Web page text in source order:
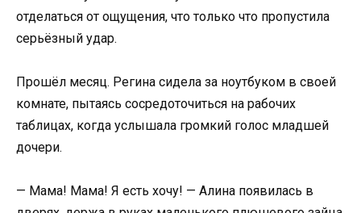
отделаться от ощущения, что только что пропустила
серьёзный удар.
Прошёл месяц. Регина сидела за ноутбуком в своей
комнате, пытаясь сосредоточиться на рабочих
таблицах, когда услышала громкий голос младшей
дочери.
— Мама! Мама! Я есть хочу! — Алина появилась в